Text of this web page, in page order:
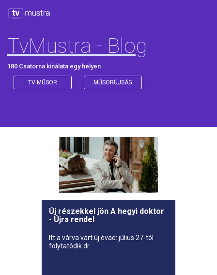
TvMustra - Blog
180 Csatorna kínálata egy helyen
TV MŰSOR MŰSORÚJSÁG
Új részekkel jön A hegyi doktor
- Újra rendel
Itt a várva várt új évad: július 27-tól
folytatódik dr.